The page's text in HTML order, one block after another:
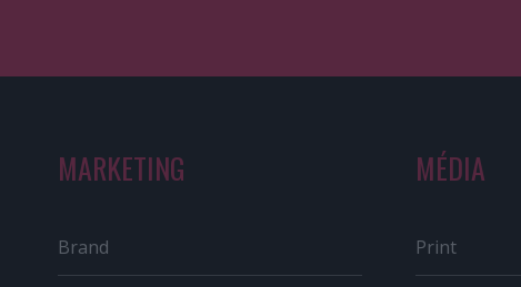
MARKETING
Brand
MÉDIA
Print